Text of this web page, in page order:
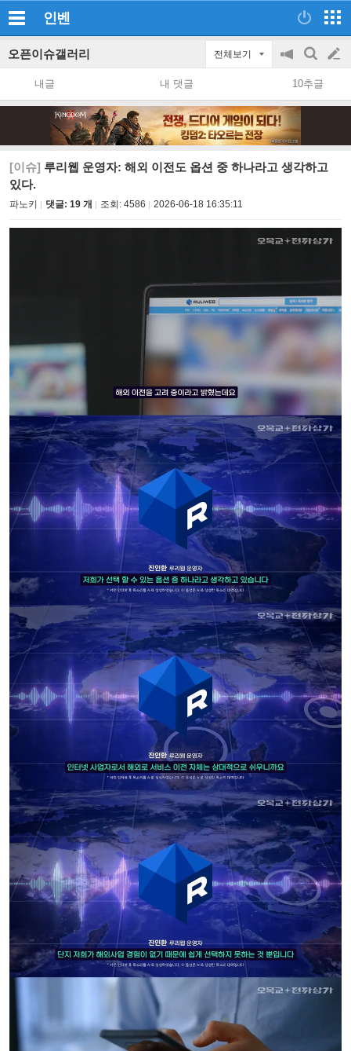
인벤
오픈이슈갤러리 전체보기
공
지
on/off
검
색
글
쓰
내글 내 댓글 10추글
[이슈] 루리웹 운영자: 해외 이전도 옵션 중 하나라고 생각하고
있다.
파노키 댓글: 19 개 조회: 4586 2026-06-18 16:35:11